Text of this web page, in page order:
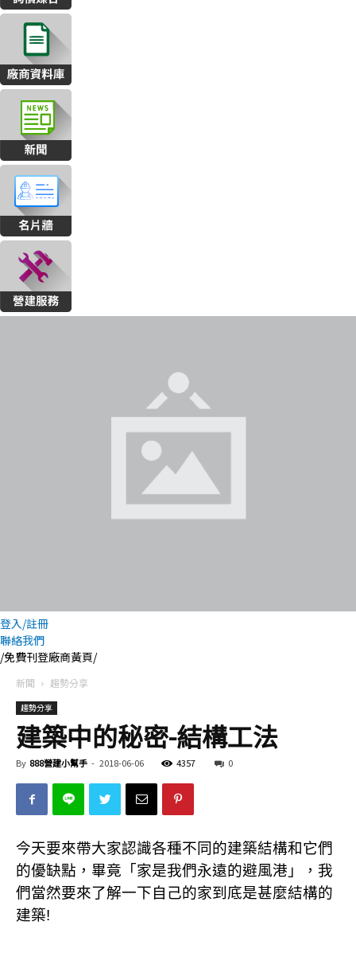
登入/註冊
聯絡我們
/免費刊登廠商黃頁/
新聞 趨勢分享
趨勢分享
建築中的秘密-結構工法
By 888營建小幫手 - 2018-06-06 4357 0
今天要來帶大家認識各種不同的建築結構和它們
的優缺點，畢竟「家是我們永遠的避風港」，我
們當然要來了解一下自己的家到底是甚麼結構的
建築!